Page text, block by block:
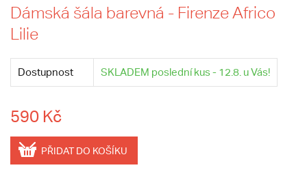
Dámská šála barevná - Firenze Africo
Lilie
Dostupnost SKLADEM poslední kus - 12.8. u Vás!
590 Kč
PŘIDAT DO KOŠÍKU